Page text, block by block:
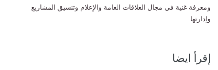
ومعرفة غنية في مجال العلاقات العامة والإعلام وتنسيق المشاريع
وإدارتها.
إقرأ ايضا